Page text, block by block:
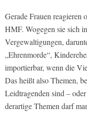
Gerade Frauen reagieren
HMF. Wogegen sie sich
Vergewaltigungen,
„Ehrenmorde“,
importierbar, wenn die
Das heißt also Themen,
Leidtragenden sind –
derartige Themen darf